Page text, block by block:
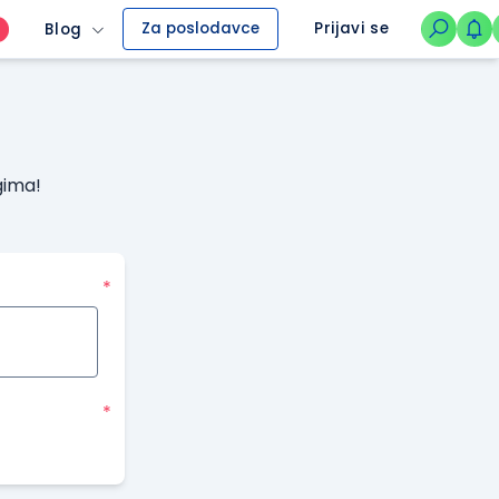
Blog Za poslodavce Prijavi se
*
*